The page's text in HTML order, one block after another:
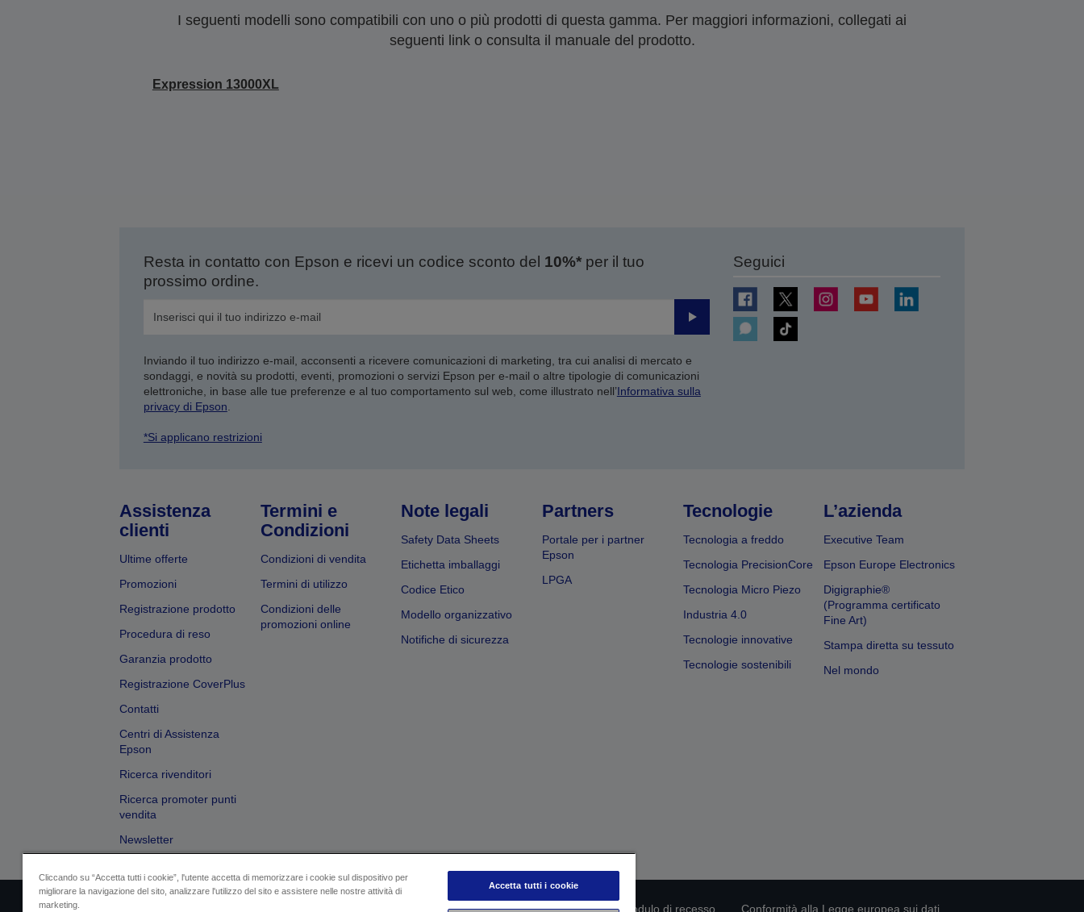
I seguenti modelli sono compatibili con uno o più prodotti di questa gamma. Per maggiori informazioni, collegati ai
seguenti link o consulta il manuale del prodotto.
Expression 13000XL
Resta in contatto con Epson e ricevi un codice sconto del 10%*per il tuo
prossimo ordine.
Invia
Inviando il tuo indirizzo e-mail, acconsenti a ricevere comunicazioni di marketing, tra cui analisi di mercato e
sondaggi, e novità su prodotti, eventi, promozioni o servizi Epson per e-mail o altre tipologie di comunicazioni
elettroniche, in base alle tue preferenze e al tuo comportamento sul web, come illustrato nell’Informativa sulla
privacy di Epson
*Si applicano restrizioni
Seguici
Assistenza
clienti
Ultime offerte
Promozioni
Registrazione prodotto
Procedura di reso
Garanzia prodotto
Registrazione CoverPlus
Contatti
Centri di Assistenza
Epson
Ricerca rivenditori
Ricerca promoter punti
vendita
Newsletter
Termini e
Condizioni
Condizioni di vendita
Termini di utilizzo
Condizioni delle
promozioni online
Note legali
Safety Data Sheets
Etichetta imballaggi
Codice Etico
Modello organizzativo
Notifiche di sicurezza
Partners
Portale per i partner
Epson
LPGA
Tecnologie
Tecnologia a freddo
Tecnologia PrecisionCore
Tecnologia Micro Piezo
Industria 4.0
Tecnologie innovative
Tecnologie sostenibili
L’azienda
Executive Team
Epson Europe Electronics
Digigraphie®
(Programma certificato
Fine Art)
Stampa diretta su tessuto
Nel mondo
Informativa sulla privacy Modulo di recesso Conformità alla Legge europea sui dati
Cliccando su “Accetta tutti i cookie”, l'utente accetta di memorizzare i cookie sul dispositivo per
migliorare la navigazione del sito, analizzare l'utilizzo del sito e assistere nelle nostre attività di
marketing.
Accetta tutti i cookie